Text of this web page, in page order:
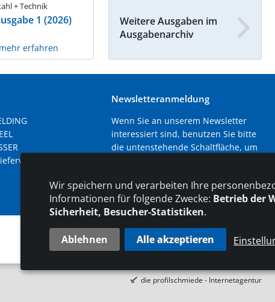
+ Technik
1 (2026)
erfahren
Weitere Ausgaben im
Ausgabenarchiv
Newsletteranmeldung
Wenn Sie an unserem Newsletter
interessiert sind, benutzen Sie bitte
die untenstehende Schaltfläche, um
Jetzt abonnieren!
KONTAKT IMPRESSUM DATENSCHUTZ
die profilschmiede - Internetagentur
Wir speichern und verarbeiten Ihre
Informationen für folgende Zwecke: Betrieb der
Sicherheit, Besucher-Statistiken.
Ablehnen Alle akzeptieren